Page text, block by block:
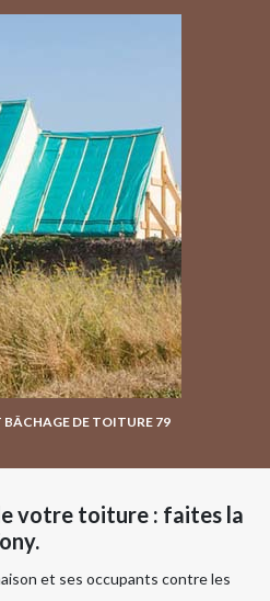
BÂCHAGE DE TOITURE 79
votre toiture : faites la
et ses occupants contre les